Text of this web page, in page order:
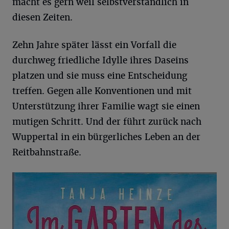
diesen Zeiten.
Zehn Jahre später lässt ein Vorfall die
durchweg friedliche Idylle ihres Daseins
platzen und sie muss eine Entscheidung
treffen. Gegen alle Konventionen und mit
Unterstützung ihrer Familie wagt sie einen
mutigen Schritt. Und der führt zurück nach
Wuppertal in ein bürgerliches Leben an der
Reitbahnstraße.